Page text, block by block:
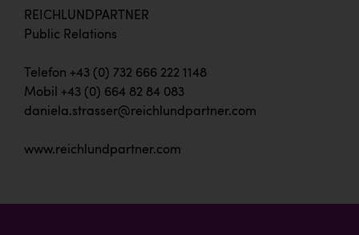
REICHLUNDPARTNER
Public Relations
Telefon +43 (0) 732 666 222 1148
Mobil +43 (0) 664 82 84 083
daniela.strasser@reichlundpartner.com
www.reichlundpartner.com